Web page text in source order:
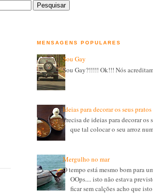
MENSAGENS POPULARES
Sou Gay
Sou Gay?!!!!! Ok!!! Nós
Ideias para decorar os seus pratos
Precisa de ideias para decorar os
que tal colocar o seu arroz
Mergulho no mar
O tempo está mesmo bom para
OOps.... isto não estava
ficar sem calções acho que